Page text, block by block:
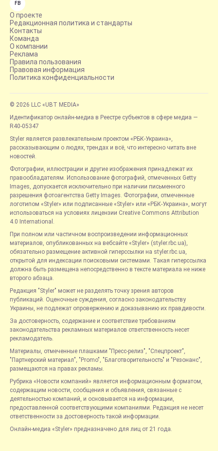
FB
О проекте
Редакционная политика и стандарты
Контакты
Команда
О компании
Реклама
Правила пользования
Правовая информация
Политика конфиденциальности
© 2026 LLC «UBT MEDIA»
Идентификатор онлайн-медиа в Реестре субъектов в сфере медиа —
R40-05347
Styler является развлекательным проектом «РБК-Украина»,
рассказывающим о людях, трендах и всё, что интересно читать вне
новостей.
Фотографии, иллюстрации и другие изображения принадлежат их
правообладателям. Использование фотографий, отмеченных Getty
Images, допускается исключительно при наличии письменного
разрешения фотоагентства Getty Images. Фотографии, отмеченные
логотипом «Styler» или подписанные «Styler» или «РБК-Украина», могут
использоваться на условиях лицензии Creative Commons Attribution
4.0 International.
При полном или частичном воспроизведении информационных
материалов, опубликованных на вебсайте «Styler» (styler.rbc.ua),
обязательно размещение активной гиперссылки на styler.rbc.ua,
открытой для индексации поисковыми системами. Такая гиперссылка
должна быть размещена непосредственно в тексте материала не ниже
второго абзаца.
Редакция "Styler" может не разделять точку зрения авторов
публикаций. Оценочные суждения, согласно законодательству
Украины, не подлежат опровержению и доказыванию их правдивости.
За достоверность, содержание и соответствие требованиям
законодательства рекламных материалов ответственность несет
рекламодатель.
Материалы, отмеченные плашками "Пресс-релиз", "Спецпроект",
"Партнерский материал", "Promo", "Благотворительность" и "Резонанс",
размещаются на правах рекламы.
Рубрика «Новости компаний» является информационным форматом,
содержащим новости, сообщения и объявления, связанные с
деятельностью компаний, и основывается на информации,
предоставленной соответствующими компаниями. Редакция не несет
ответственности за достоверность такой информации.
Онлайн-медиа «Styler» предназначено для лиц от 21 года.